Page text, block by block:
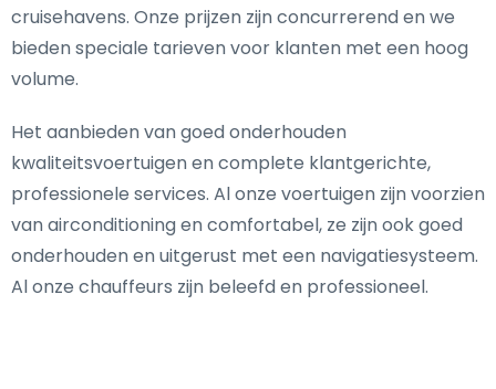
cruisehavens. Onze prijzen zijn concurrerend en we
bieden speciale tarieven voor klanten met een hoog
volume.
Het aanbieden van goed onderhouden
kwaliteitsvoertuigen en complete klantgerichte,
professionele services. Al onze voertuigen zijn voorzien
van airconditioning en comfortabel, ze zijn ook goed
onderhouden en uitgerust met een navigatiesysteem.
Al onze chauffeurs zijn beleefd en professioneel.